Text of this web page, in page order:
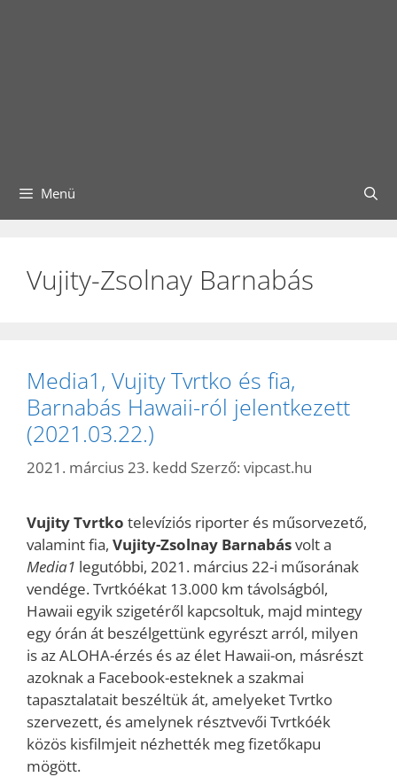
Menü
Vujity-Zsolnay Barnabás
Media1, Vujity Tvrtko és fia,
Barnabás Hawaii-ról jelentkezett
(2021.03.22.)
2021. március 23. kedd Szerző: vipcast.hu
Vujity Tvrtko televíziós riporter és műsorvezető,
valamint fia, Vujity-Zsolnay Barnabásvolt a
Media1 legutóbbi, 2021. március 22-i műsorának
vendége. Tvrtkóékat 13.000 km távolságból,
Hawaii egyik szigetéről kapcsoltuk, majd mintegy
egy órán át beszélgettünk egyrészt arról, milyen
is az ALOHA-érzés és az élet Hawaii-on, másrészt
azoknak a Facebook-esteknek a szakmai
tapasztalatait beszéltük át, amelyeket Tvrtko
szervezett, és amelynek résztvevői Tvrtkóék
közös kisfilmjeit nézhették meg fizetőkapu
mögött.